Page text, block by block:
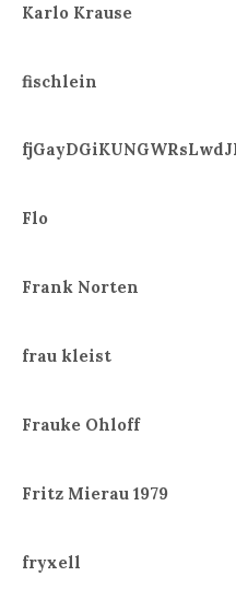
Karlo Krause
fischlein
Flo
Frank Norten
frau kleist
Frauke Ohloff
Fritz Mierau 1979
fryxell